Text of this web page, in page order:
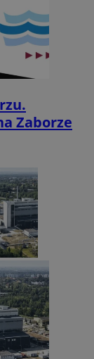
Zaborze